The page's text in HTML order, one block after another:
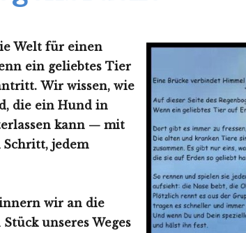
Welt für einen
ein geliebtes Tier
Wir wissen, wie
die ein Hund in
kann — mit
Schritt, jedem
wir an die
unseres Weges